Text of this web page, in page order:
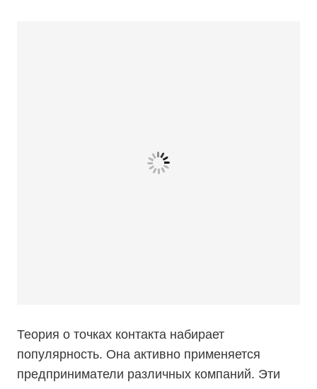
Теория о точках контакта набирает
популярность. Она активно применяется
предприниматели различных компаний. Эти